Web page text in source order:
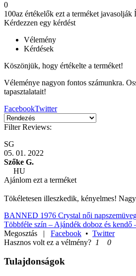
0
100az értékelők ezt a terméket javasolják
Kérdezzen egy kérdést
Vélemény
Kérdések
Köszönjük, hogy értékelte a terméket!
Véleménye nagyon fontos számunkra.
tapasztalatait!
FacebookTwitter
Filter Reviews:
SG
05. 01. 2022
Szőke G.
HU
Ajánlom ezt a terméket
Tökéletesen illeszkedik, kényelmes!
BANNED 1976 Crystal női
Többféle szín – Ajándék doboz és kendő
Megosztás
| Facebook • Twitter
Hasznos volt ez a vélmény? 1 0
Tulajdonságok